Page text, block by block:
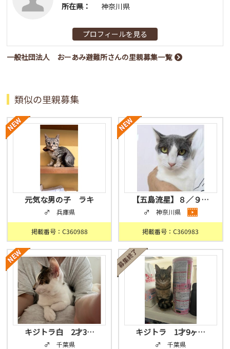
所在県：
神奈川県
プロフィールを見る
一般社団法人 おーあみ避難所さんの里親募集一覧
類似の里親募集
元気な男の子 ラキ
♂ 兵庫県
掲載番号：C360988
【五島流星】８／９…
♂ 神奈川県
掲載番号：C360983
キジトラ白 2才3…
♂ 千葉県
キジトラ 1才9ヶ…
♂ 千葉県